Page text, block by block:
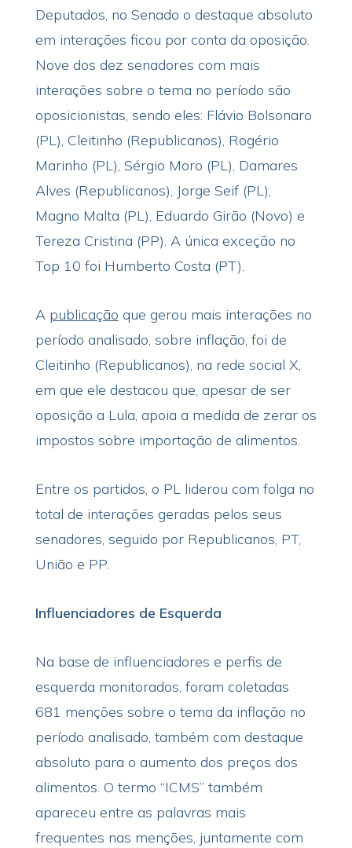
Deputados, no Senado o destaque absoluto
em interações ficou por conta da oposição.
Nove dos dez senadores com mais
interações sobre o tema no período são
oposicionistas, sendo eles: Flávio Bolsonaro
(PL), Cleitinho (Republicanos), Rogério
Marinho (PL), Sérgio Moro (PL), Damares
Alves (Republicanos), Jorge Seif (PL),
Magno Malta (PL), Eduardo Girão (Novo) e
Tereza Cristina (PP). A única exceção no
Top 10 foi Humberto Costa (PT).
A publicação que gerou mais interações no
período analisado, sobre inflação, foi de
Cleitinho (Republicanos), na rede social X,
em que ele destacou que, apesar de ser
oposição a Lula, apoia a medida de zerar os
impostos sobre importação de alimentos.
Entre os partidos, o PL liderou com folga no
total de interações geradas pelos seus
senadores, seguido por Republicanos, PT,
União e PP.
Influenciadores de Esquerda
Na base de influenciadores e perfis de
esquerda monitorados, foram coletadas
681 menções sobre o tema da inflação no
período analisado, também com destaque
absoluto para o aumento dos preços dos
alimentos. O termo “ICMS” também
apareceu entre as palavras mais
frequentes nas menções, juntamente com